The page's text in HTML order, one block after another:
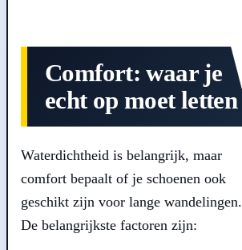
Comfort: waar je
echt op moet letten
Waterdichtheid is belangrijk, maar
comfort bepaalt of je schoenen ook
geschikt zijn voor lange wandelingen.
De belangrijkste factoren zijn: